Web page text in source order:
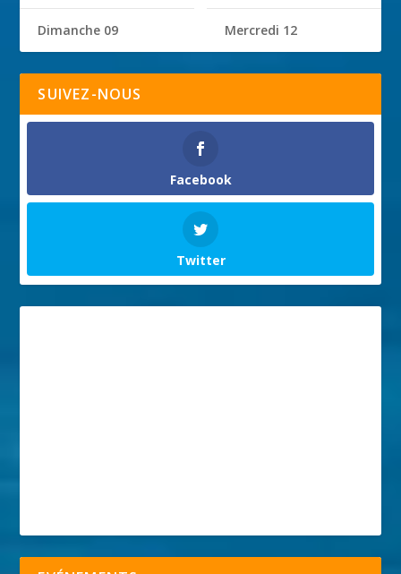
Dimanche 09 Mercredi 12
SUIVEZ-NOUS
Facebook
Twitter